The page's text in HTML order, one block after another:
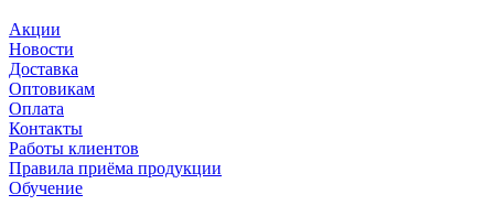
Акции
Новости
Доставка
Оптовикам
Оплата
Контакты
Работы клиентов
Правила приёма продукции
Обучение